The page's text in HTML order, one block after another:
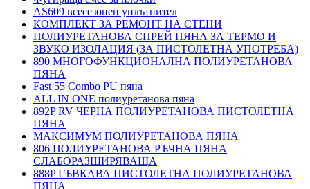
AS609 всесезонен уплътнител
КОМПЛЕКТ ЗА РЕМОНТ НА СТЕНИ
ПОЛИУРЕТАНОВА СПРЕЙ ПЯНА ЗА ТЕРМО И
ЗВУКО ИЗОЛАЦИЯ (ЗА ПИСТОЛЕТНА УПОТРЕБА)
890 МНОГОФУНКЦИОНАЛНА ПОЛИУРЕТАНОВА
ПЯНА
Fast 55 Combo PU пяна
ALL IN ONE полиуретанова пяна
892P RV ЧЕРНА ПОЛИУРЕТАНОВА ПИСТОЛЕТНА
ПЯНА
МАКСИМУМ ПОЛИУРЕТАНОВА ПЯНА
806 ПОЛИУРЕТАНОВА РЪЧНА ПЯНА
СЛАБОРАЗШИРЯВАЩА
888P ГЪВКАВА ПИСТОЛЕТНА ПОЛИУРЕТАНОВА
ПЯНА